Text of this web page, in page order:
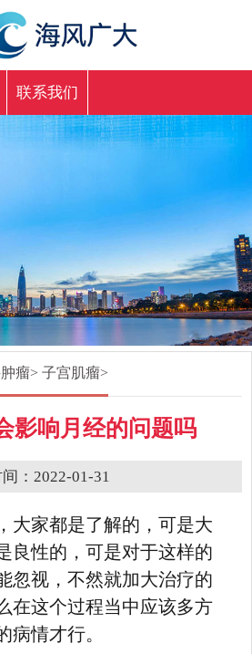
联系我们
瘤>子宫肌瘤>
影响月经的问题吗
间：2022-01-31
大家都是了解的，可是大
良性的，可是对于这样的
忽视，不然就加大治疗的
在这个过程当中应该多方
病情才行。